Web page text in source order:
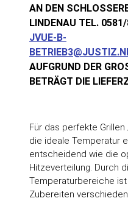
AN DEN
LINDENAU TEL.
JVUE-B-
AUFGRUND DER
ETRÄGT DIE
Für das perfekte
die ideale Temperatur
entscheidend wie die
Hitzeverteilung. Durch
Temperaturbereiche
Zubereiten